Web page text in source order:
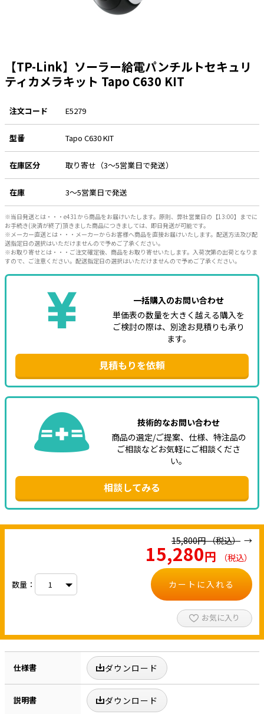
PF管/FEP管/CD管/情報線保護管
ボックス・ビニル電線管付属品・引き込
EV充電設備工事関連
感染症関連
e431オリジナル
暑さ対策
販売終了品
【TP-Link】ソーラー給電パンチルトセキュリ
ティカメラキット Tapo C630 KIT
注文コード E5279
型番 Tapo C630 KIT
在庫区分 取り寄せ（3～5営業日で発送）
在庫 3～5営業日で発送
※当日発送とは・・・e431から商品をお届けいたします。原則、弊社営業日の【13:00】までに
お手続き(決済が終了)頂きました商品につきましては、即日発送が可能です。
※メーカー直送とは・・・メーカーからお客様へ商品を直接お届けいたします。配送方法及び配
送指定日の選択はいただけませんので予めご了承ください。
※お取り寄せとは・・・ご注文確定後、商品をお取り寄せいたします。入荷次第の出荷となりま
すので、ご注意ください。配送指定日の選択はいただけませんので予めご了承ください。
一括購入のお問い合わせ
単価表の数量を大きく越える購入を
ご検討の際は、別途お見積りも承り
ます。
見積もりを依頼
技術的なお問い合わせ
商品の選定/ご提案、仕様、特注品の
ご相談などお気軽にご相談くださ
い。
相談してみる
15,800円（税込）
15,280円 （税込）
数量： カートに入れる
お気に入り
仕様書 ダウンロード
説明書 ダウンロード